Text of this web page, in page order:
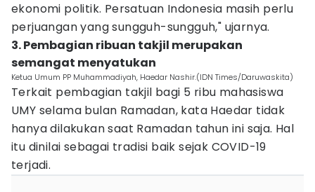
ekonomi politik. Persatuan Indonesia masih perlu
perjuangan yang sungguh-sungguh," ujarnya.
3. Pembagian ribuan takjil merupakan
semangat menyatukan
Ketua Umum PP Muhammadiyah, Haedar Nashir.(IDN Times/Daruwaskita)
Terkait pembagian takjil bagi 5 ribu mahasiswa
UMY selama bulan Ramadan, kata Haedar tidak
hanya dilakukan saat Ramadan tahun ini saja. Hal
itu dinilai sebagai tradisi baik sejak COVID-19
terjadi.